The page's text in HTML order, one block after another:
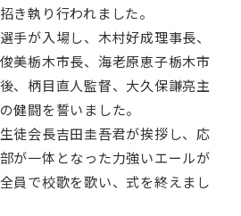
き執り行われました。
手が入場し、木村好成理事長、
美栃木市長、海老原恵子栃木市
、柄目直人監督、大久保謙亮主
健闘を誓いました。
徒会長吉田圭吾君が挨拶し、応
が一体となった力強いエールが
員で校歌を歌い、式を終えまし